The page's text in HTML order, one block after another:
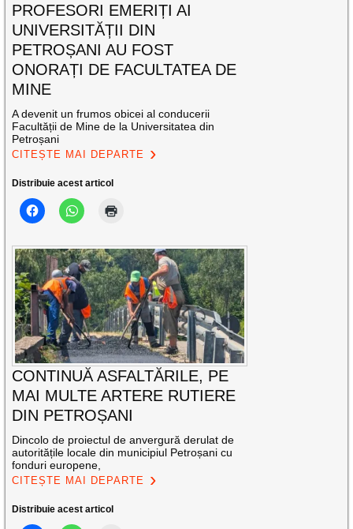
PROFESORI EMERIȚI AI
UNIVERSITĂȚII DIN
PETROȘANI AU FOST
ONORAȚI DE FACULTATEA DE
MINE
A devenit un frumos obicei al conducerii
Facultății de Mine de la Universitatea din
Petroșani
CITEȘTE MAI DEPARTE
Distribuie acest articol
CONTINUĂ ASFALTĂRILE, PE
MAI MULTE ARTERE RUTIERE
DIN PETROȘANI
Dincolo de proiectul de anvergură derulat de
autoritățile locale din municipiul Petroșani cu
fonduri europene,
CITEȘTE MAI DEPARTE
Distribuie acest articol